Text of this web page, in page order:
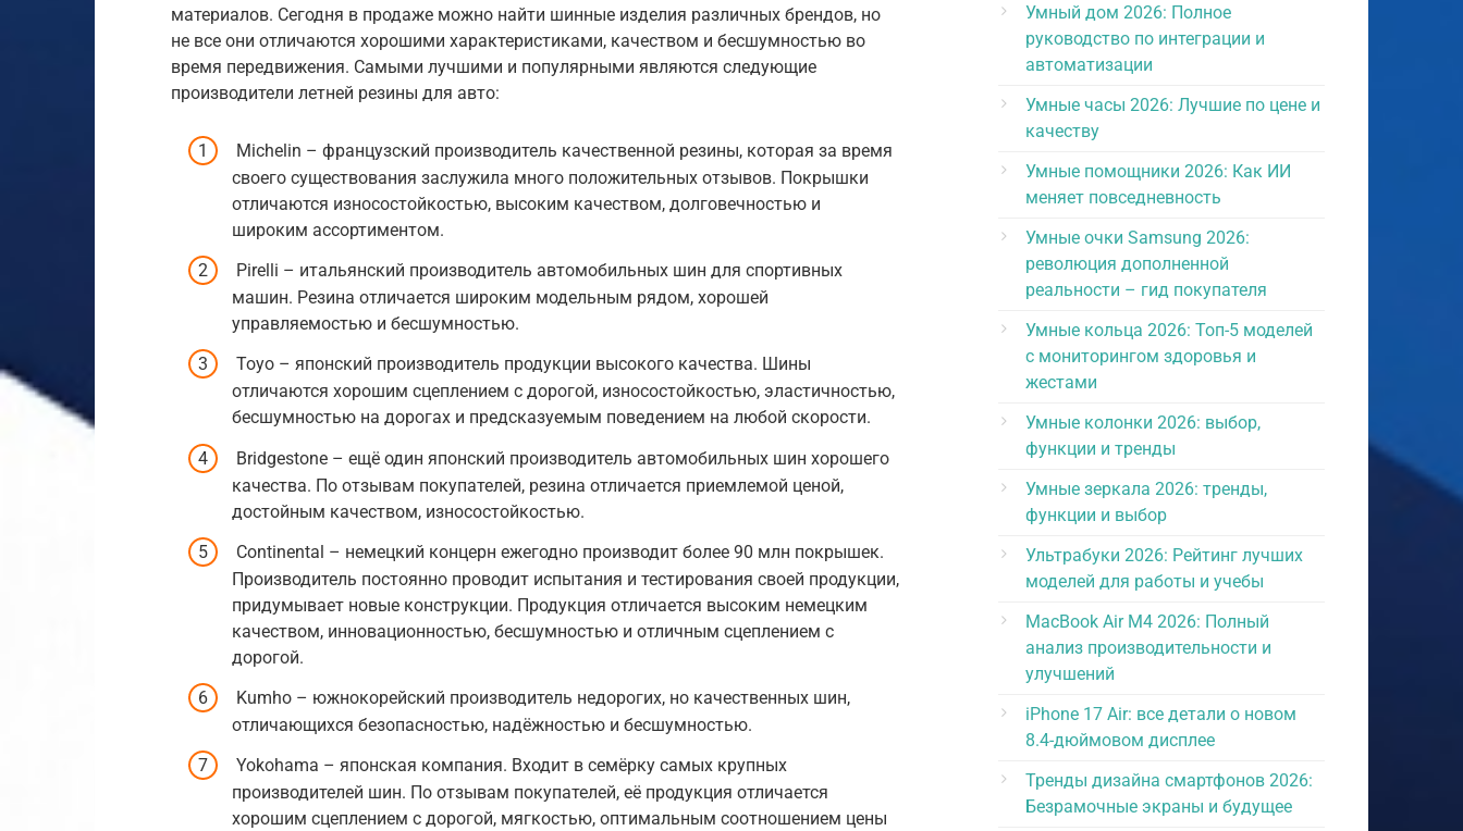
материалов. Сегодня в продаже можно найти шинные изделия различных брендов, но
не все они отличаются хорошими характеристиками, качеством и бесшумностью во
время передвижения. Самыми лучшими и популярными являются следующие
производители летней резины для авто:
Michelin – французский производитель качественной резины, которая за время
своего существования заслужила много положительных отзывов. Покрышки
отличаются износостойкостью, высоким качеством, долговечностью и
широким ассортиментом.
Pirelli – итальянский производитель автомобильных шин для спортивных
машин. Резина отличается широким модельным рядом, хорошей
управляемостью и бесшумностью.
Toyo – японский производитель продукции высокого качества. Шины
отличаются хорошим сцеплением с дорогой, износостойкостью, эластичностью,
бесшумностью на дорогах и предсказуемым поведением на любой скорости.
Bridgestone – ещё один японский производитель автомобильных шин хорошего
качества. По отзывам покупателей, резина отличается приемлемой ценой,
достойным качеством, износостойкостью.
Continental – немецкий концерн ежегодно производит более 90 млн покрышек.
Производитель постоянно проводит испытания и тестирования своей продукции,
придумывает новые конструкции. Продукция отличается высоким немецким
качеством, инновационностью, бесшумностью и отличным сцеплением с
дорогой.
Kumho – южнокорейский производитель недорогих, но качественных шин,
отличающихся безопасностью, надёжностью и бесшумностью.
Yokohama – японская компания. Входит в семёрку самых крупных
производителей шин. По отзывам покупателей, её продукция отличается
хорошим сцеплением с дорогой, мягкостью, оптимальным соотношением цены
Умный дом 2026: Полное
руководство по интеграции и
автоматизации
Умные часы 2026: Лучшие по цене и
качеству
Умные помощники 2026: Как ИИ
меняет повседневность
Умные очки Samsung 2026:
революция дополненной
реальности – гид покупателя
Умные кольца 2026: Топ-5 моделей
с мониторингом здоровья и
жестами
Умные колонки 2026: выбор,
функции и тренды
Умные зеркала 2026: тренды,
функции и выбор
Ультрабуки 2026: Рейтинг лучших
моделей для работы и учебы
MacBook Air M4 2026: Полный
анализ производительности и
улучшений
iPhone 17 Air: все детали о новом
8.4-дюймовом дисплее
Тренды дизайна смартфонов 2026:
Безрамочные экраны и будущее